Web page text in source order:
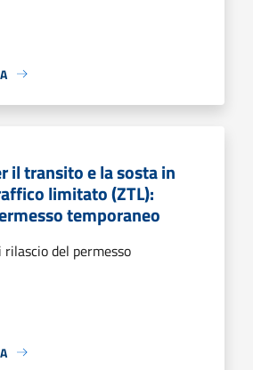
il transito e la sosta in
limitato (ZTL):
temporaneo
del permesso